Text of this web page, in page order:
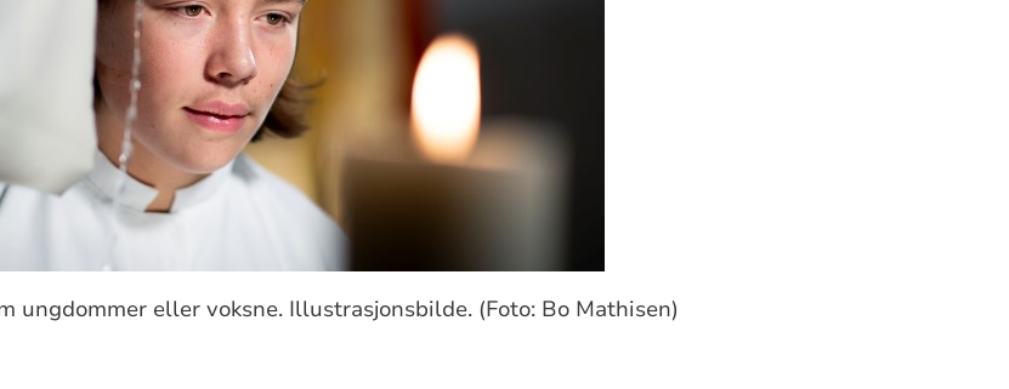
ungdommer eller voksne. Illustrasjonsbilde. (Foto: Bo Mathisen)